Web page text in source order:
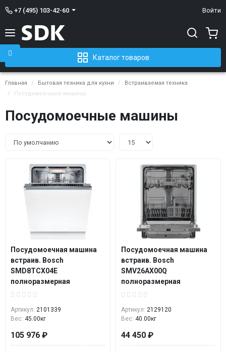
+7 (495) 103-42-60 Войти
Каталог товаров
Главная Бытовая техника для кухни
Встраиваемая техника
Посудомоечные машины
Посудомоечные машины
Посудомоечная машина
встраив. Bosch
SMD8TCX04E
полноразмерная
Артикул: 2101339
Вес: 45.00кг
105 976 ₽
Посудомоечная машина
встраив. Bosch
SMV26AX00Q
полноразмерная
Артикул: 2129120
Вес: 40.00кг
44 450 ₽